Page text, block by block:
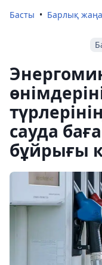
Басты Барлық
сауда
бұйрығы